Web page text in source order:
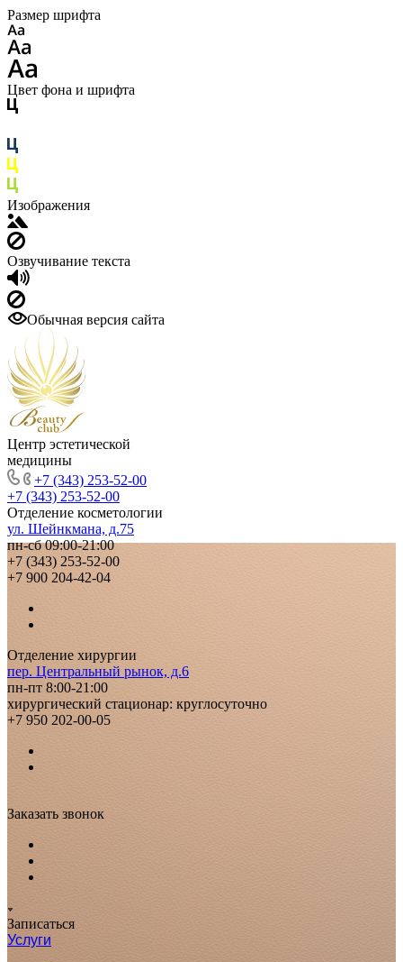
Размер шрифта
Цвет фона и шрифта
Изображения
Озвучивание текста
Обычная версия сайта
Центр эстетической
медицины
+7 (343) 253-52-00
+7 (343) 253-52-00
Отделение косметологии
ул. Шейнкмана, д.75
пн-сб 09:00-21:00
+7 (343) 253-52-00
+7 900 204-42-04
Отделение хирургии
пер. Центральный рынок, д.6
пн-пт 8:00-21:00
хирургический стационар: круглосуточно
+7 950 202-00-05
Заказать звонок
Записаться
Услуги